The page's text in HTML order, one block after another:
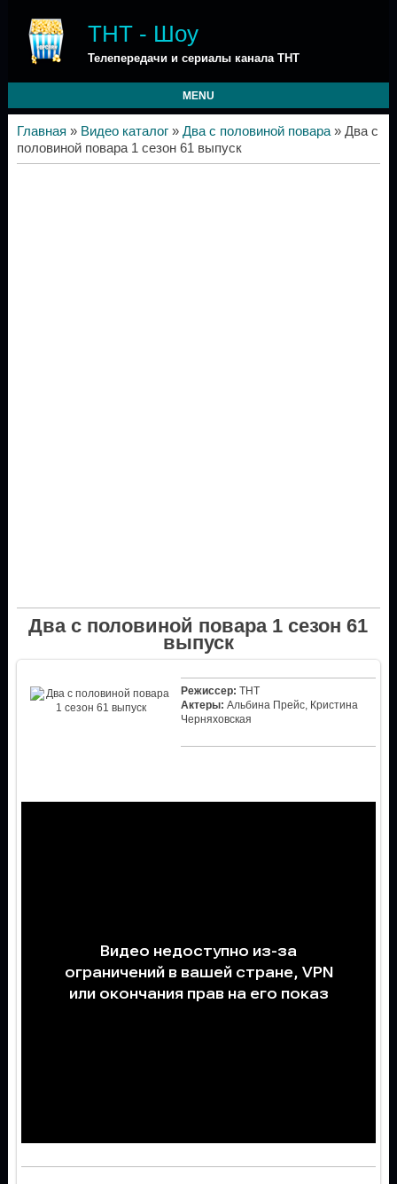
ТНТ - Шоу
Телепередачи и сериалы канала ТНТ
MENU
Главная » Видео каталог» Два с половиной повара» Два с
половиной повара 1 сезон 61 выпуск
Два с половиной повара 1 сезон 61
выпуск
Режиссер: ТНТ
Актеры: Альбина Прейс, Кристина
Черняховская